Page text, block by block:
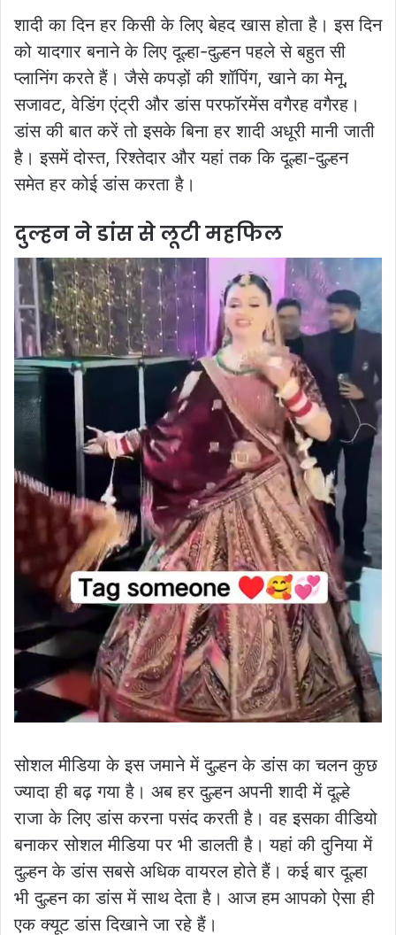
शादी का दिन हर किसी के लिए बेहद खास होता है। इस दिन
को यादगार बनाने के लिए दूल्हा-दुल्हन पहले से बहुत सी
प्लानिंग करते हैं। जैसे कपड़ों की शॉपिंग, खाने का मेनू,
सजावट, वेडिंग एंट्री और डांस परफॉरमेंस वगैरह वगैरह।
डांस की बात करें तो इसके बिना हर शादी अधूरी मानी जाती
है। इसमें दोस्त, रिश्तेदार और यहां तक कि दूल्हा-दुल्हन
समेत हर कोई डांस करता है।
दुल्हन ने डांस से लूटी महफिल
सोशल मीडिया के इस जमाने में दुल्हन के डांस का चलन कुछ
ज्यादा ही बढ़ गया है। अब हर दुल्हन अपनी शादी में दूल्हे
राजा के लिए डांस करना पसंद करती है। वह इसका वीडियो
बनाकर सोशल मीडिया पर भी डालती है। यहां की दुनिया में
दुल्हन के डांस सबसे अधिक वायरल होते हैं। कई बार दूल्हा
भी दुल्हन का डांस में साथ देता है। आज हम आपको ऐसा ही
एक क्यूट डांस दिखाने जा रहे हैं।